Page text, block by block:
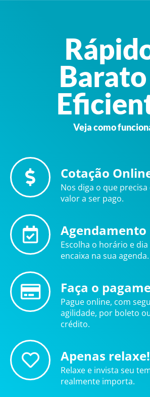
Veja como
Cotação
Nos diga o que
valor a ser pago.
Agendamento
Escolha o horário e
encaixa na sua agenda.
Faça o
Pague online, com
agilidade, por boleto
crédito.
Apenas relaxe!
Relaxe e invista seu
realmente importa.